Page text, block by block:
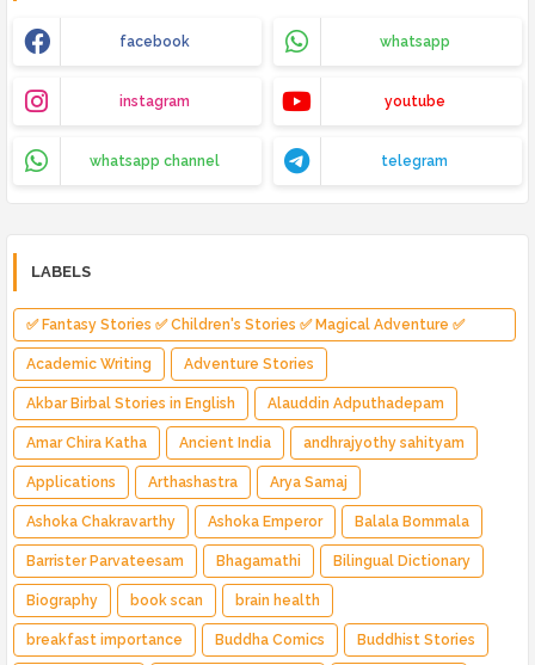
facebook whatsapp
instagram youtube
whatsapp channel telegram
LABELS
✅ Fantasy Stories ✅ Children's Stories ✅ Magical Adventure ✅
Indian Fantasy ✅ Enchanted Kingdom ✅ Heroic Quest ✅ Fairy Tale
Academic Writing Adventure Stories
Akbar Birbal Stories in English Alauddin Adputhadepam
Amar Chira Katha Ancient India andhrajyothy sahityam
Applications Arthashastra Arya Samaj
Ashoka Chakravarthy Ashoka Emperor Balala Bommala
Barrister Parvateesam Bhagamathi Bilingual Dictionary
Biography book scan brain health
breakfast importance Buddha Comics Buddhist Stories